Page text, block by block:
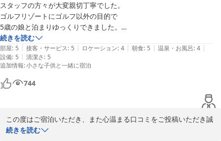
のデトックスウォーターなど、当ホテルで大切にしている快適な滞
在づくりを感じていただけたことを大変光栄に存じます。環境への
配慮と、お客様が心地よくお過ごしいただけることの両立を目指し
ておりますので、このようなお言葉は大きな励みとなります。
また、朝食につきましてもご満足いただけたようで何よりでござい
ます。ゆっくりとお食事を楽しみながら、寛ぎの時間をお過ごしい
ただけたご様子を伺い、嬉しく思います。
「ここはもう少しこうしたほうがという点がなかった」「ぜひまた
行きたい」とのお言葉は、私どもにとって最高の励みでございま
す。これからもお客様一人ひとりに寄り添ったおもてなしを大切に
し、より快適で思い出に残るご滞在をご提供できるよう努めてまい
スタッフの方々が大変親切丁寧でした。
ゴルフリゾートにゴルフ以外の目的で
5歳の娘と泊まりゆっくりできました。
那覇から無料のシャトルバスがあったのと、
オープン前なのでキレイそうだなと思い
このホテルに決めました。
お部屋や装飾品、設備すべてとてもよかったのと、
バッグやボトル、冷蔵庫の飲み物(パッションフルーツジュースやオリ
オンビール)のサービスもあり、至れり尽くせりでした。また訪れたい
続きを読む
部屋: 5 | 接客・サービス: 5 | ロケーション: 4 | 朝食: 5 | 温泉・お風呂: 4 |
設備: 5 | 清潔さ: 5
追加情報:小さな子供と一緒に宿泊
744
この度はご宿泊いただき、また心温まる口コミをご投稿いただき誠
にありがとうございます。
続きを読む